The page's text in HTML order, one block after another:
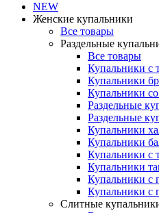
NEW
Женские купальники
Все товары
Раздельные
Все товары
Купальники с
Купальники
Купальники
Раздельные
Раздельные
Купальники
Купальники
Купальники с
Купальники
Купальники с
Купальники с
Слитные